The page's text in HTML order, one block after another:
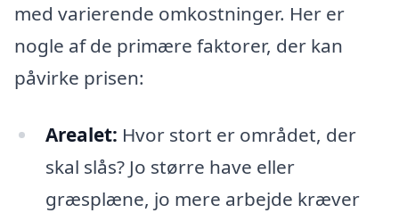
med varierende omkostninger. Her er
nogle af de primære faktorer, der kan
påvirke prisen:
Arealet: Hvor stort er området, der
skal slås? Jo større have eller
græsplæne, jo mere arbejde kræver